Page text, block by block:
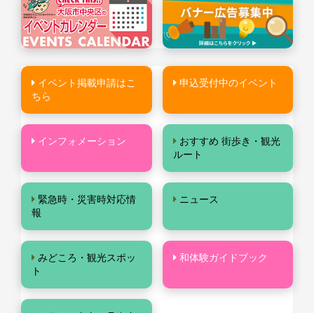
イベント掲載申請はこ
ちら
申込受付中のイベント
インフォメーション
おすすめ 街歩き・観光
ルート
緊急時・災害時対応情
報
ニュース
みどころ・観光スポッ
ト
和体験ガイドブック